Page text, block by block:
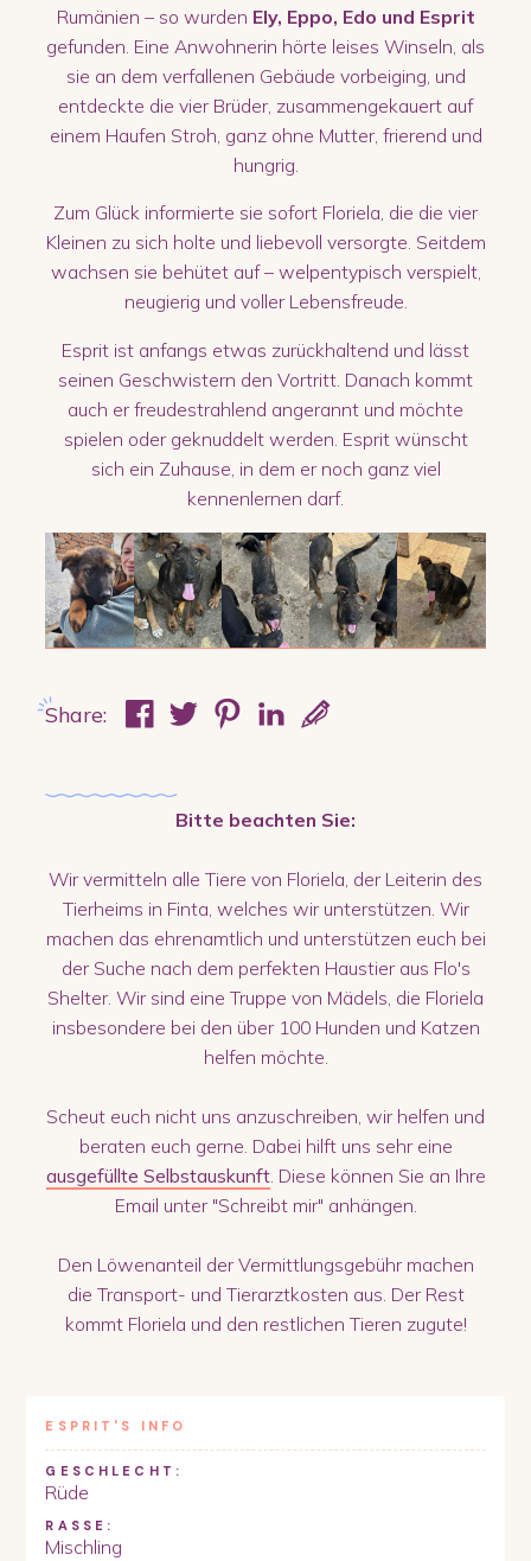
Rumänien – so wurden Ely, Eppo, Edo und Esprit
gefunden. Eine Anwohnerin hörte leises Winseln, als
sie an dem verfallenen Gebäude vorbeiging, und
entdeckte die vier Brüder, zusammengekauert auf
einem Haufen Stroh, ganz ohne Mutter, frierend und
hungrig.
Zum Glück informierte sie sofort Floriela, die die vier
Kleinen zu sich holte und liebevoll versorgte. Seitdem
wachsen sie behütet auf – welpentypisch verspielt,
neugierig und voller Lebensfreude.
Esprit ist anfangs etwas zurückhaltend und lässt
seinen Geschwistern den Vortritt. Danach kommt
auch er freudestrahlend angerannt und möchte
spielen oder geknuddelt werden. Esprit wünscht
sich ein Zuhause, in dem er noch ganz viel
kennenlernen darf.
Share:
Bitte beachten Sie:
Wir vermitteln alle Tiere von Floriela, der Leiterin des
Tierheims in Finta, welches wir unterstützen. Wir
machen das ehrenamtlich und unterstützen euch bei
der Suche nach dem perfekten Haustier aus Flo's
Shelter. Wir sind eine Truppe von Mädels, die Floriela
insbesondere bei den über 100 Hunden und Katzen
helfen möchte.
Scheut euch nicht uns anzuschreiben, wir helfen und
beraten euch gerne. Dabei hilft uns sehr eine
ausgefüllte Selbstauskunft. Diese können Sie an Ihre
Email unter "Schreibt mir" anhängen.
Den Löwenanteil der Vermittlungsgebühr machen
die Transport- und Tierarztkosten aus. Der Rest
kommt Floriela und den restlichen Tieren zugute!
ESPRIT 'S INFO
GESCHLECHT:
Rüde
RASSE:
Mischling